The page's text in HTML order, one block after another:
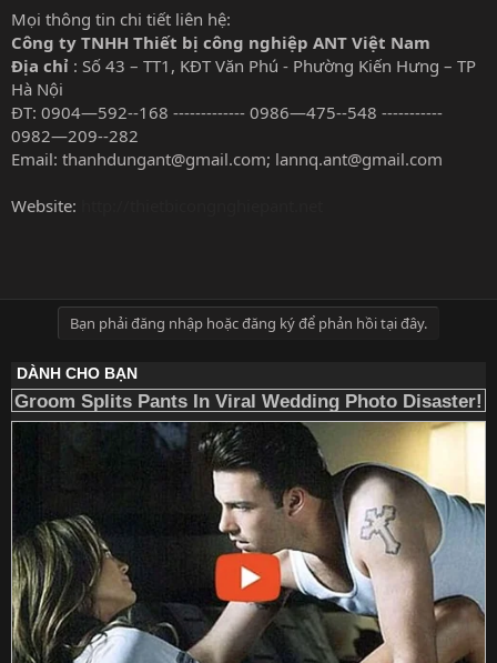
Mọi thông tin chi tiết liên hệ:
Công ty TNHH Thiết bị công nghiệp ANT Việt Nam
Địa chỉ : Số 43 – TT1, KĐT Văn Phú - Phường Kiến Hưng – TP
Hà Nội
ĐT: 0904—592--168 ------------- 0986—475--548 -----------
0982—209--282
Email: thanhdungant@gmail.com; lannq.ant@gmail.com
Website:
Bạn phải đăng nhập hoặc đăng ký để phản hồi tại đây.